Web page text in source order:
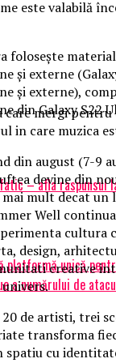
este valabilă
folosește
și externe
și externe),
din Galaxy S22
– afla raspunsul
platformă unică
a numărului de
care mergi pentru
in care muzica
din august (7-9
devine din
mult decat un
Well
cultura
design,
creative
de artisti, trei
transforma
cu